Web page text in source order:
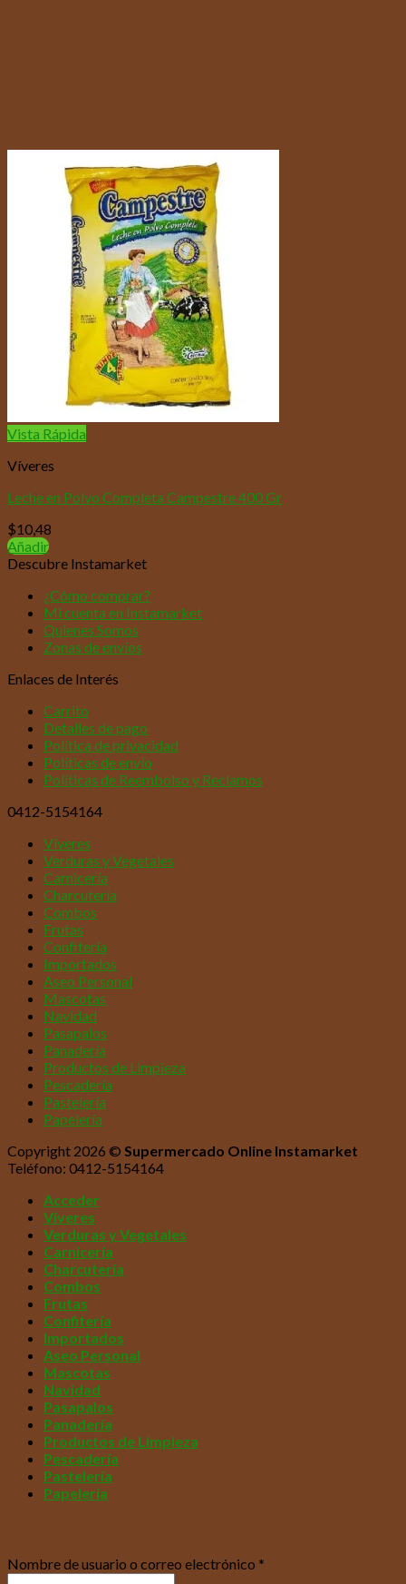
Vista Rápida
Víveres
Leche en Polvo Completa Campestre 400 Gr
$10,48
Añadir
Descubre Instamarket
¿Cómo comprar?
Mi cuenta en Instamarket
Quienes Somos
Zonas de envíos
Enlaces de Interés
Carrito
Detalles de pago
Política de privacidad
Políticas de envío
Políticas de Reembolso y Reclamos
0412-5154164
Víveres
Verduras y Vegetales
Carnicería
Charcutería
Combos
Frutas
Confitería
Importados
Aseo Personal
Mascotas
Navidad
Pasapalos
Panadería
Productos de Limpieza
Pescadería
Pastelería
Papelería
Copyright 2026 © Supermercado Online Instamarket
Teléfono: 0412-5154164
Acceder
Víveres
Verduras y Vegetales
Carnicería
Charcutería
Combos
Frutas
Confitería
Importados
Aseo Personal
Mascotas
Navidad
Pasapalos
Panadería
Productos de Limpieza
Pescadería
Pastelería
Papelería
Nombre de usuario o correo electrónico *